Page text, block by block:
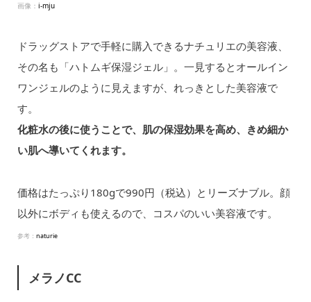
画像： i-mju
ドラッグストアで手軽に購入できるナチュリエの美容液、
その名も「ハトムギ保湿ジェル」。一見するとオールイン
ワンジェルのように見えますが、れっきとした美容液で
す。
化粧水の後に使うことで、肌の保湿効果を高め、きめ細か
い肌へ導いてくれます。
価格はたっぷり180gで990円（税込）とリーズナブル。顔
以外にボディも使えるので、コスパのいい美容液です。
参考： naturie
メラノCC